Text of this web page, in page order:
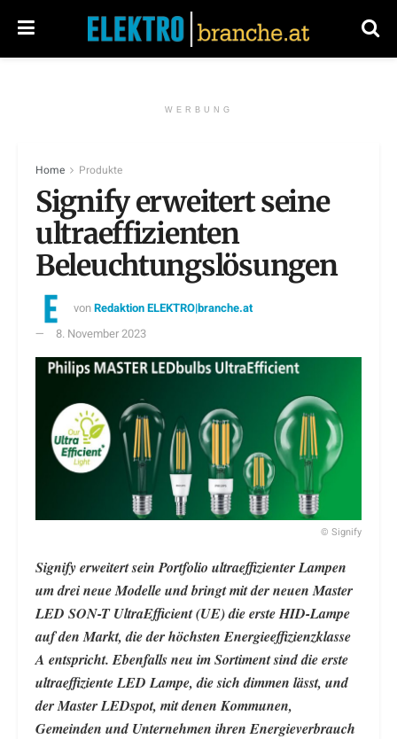
WERBUNG
Home Produkte
Signify erweitert seine
ultraeffizienten
Beleuchtungslösungen
vonRedaktion ELEKTRO|branche.at
8. November 2023
© Signify
Signify erweitert sein Portfolio ultraeffizienter Lampen
um drei neue Modelle und bringt mit der neuen Master
LED SON-T UltraEfficient (UE) die erste HID-Lampe
auf den Markt, die der höchsten Energieeffizienzklasse
A entspricht. Ebenfalls neu im Sortiment sind die erste
ultraeffiziente LED Lampe, die sich dimmen lässt, und
der Master LEDspot, mit denen Kommunen,
Gemeinden und Unternehmen ihren Energieverbrauch